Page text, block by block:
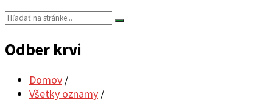
Vyhľadávanie:
Odber krvi
Domov /
Všetky oznamy /